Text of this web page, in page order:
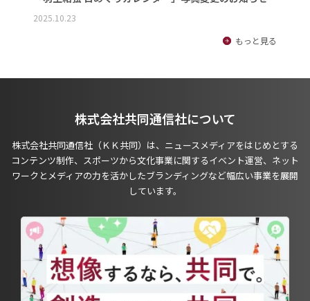
2025.10.23
もっと見る
株式会社共同通信社について
株式会社共同通信社（ＫＫ共同）は、ニュースメディアをはじめとする
コンテンツ制作、スポーツから文化事業に関するイベント運営、ネット
ワークとメディアの力を活かしたブランディングなど幅広い事業を展開
しています。